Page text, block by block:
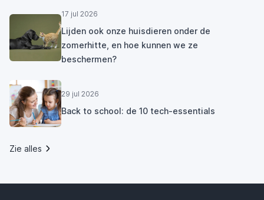
17 jul 2026
Lijden ook onze huisdieren onder de
zomerhitte, en hoe kunnen we ze
beschermen?
29 jul 2026
Back to school: de 10 tech-essentials
Zie alles